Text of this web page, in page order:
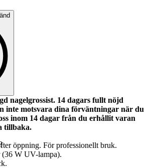
nagelgrossist. 14 dagars fullt nöjd
inte motsvara dina förväntningar när du
inom 14 dagar från du erhållit varan
tillbaka.
öppning. För professionellt bruk.
(36 W UV-lampa).